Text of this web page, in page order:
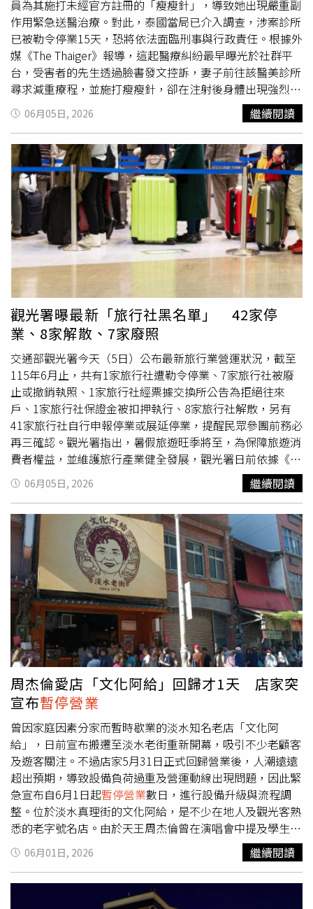
是餐飲業最基本的責任，這次事件讓消費者失望，他深感抱
歉。未來將全面檢討並加強管理措施，希望避免類似情況再
次發生，重新建立消費者信心。
員為其施打未經官方註冊的「瘦瘦針」，導致她出現嚴重副
作用緊急送醫治療。對此，泰國當局已介入調查，涉案診所
已被勒令停業15天，恐將依法面臨刑事與行政責任。根據外
媒《The Thaiger》報導，這起醫療糾紛最早曝光於社群平
台，受害者的先生透過臉書發文控訴，妻子前往該醫美診所
尋求減重療程，並施打瘦瘦針，卻在注射後身體出現強烈不
適。爆料內容指出，診所在進行醫療行為前，不僅沒有安排
合格執業醫師做專業的醫療評估、病情診斷或基本健康篩
檢，甚至是由診所內不具備醫師資格的普通員工直接以針劑
注射。此事在網上發酵後，泰國衛生服務支持廳、食品藥物
管理局（FDA）及中央調查局（CIB）等跨部會單位，接獲
投訴後迅速展開徹查，並於昨（4）日正式勒令涉案診所自4
日起暫停營業15天。經相關單位調查發現，受害者是在5月
29日前往該診所，原先諮詢的是知名減重藥物
「Mounjaro」，但因表達希望選擇副作用較低的方案，診
所員工便極力推薦一款名為「VitaPeptix
NOVOTRIMPLUS+」的產品，並宣稱其副作用極低。受害
者信以為真並在當日接受注射，不料5月30日發生嚴重不適
症狀，5月31日因病情急遽惡化，被緊急送往賽邁區（Sai
Mai）的醫院住院搶救。官方聯合調查小組在現場搜索時，
更揭發涉案診所多項重大違規不法行為。調查證實，該減肥
筆所使用的「VitaPeptix NOVOTRIMPLUS+」藥物，從未向
泰國衛生主管機關辦理查驗登記，屬於不折不扣的非法偽
藥；此外，非醫師人員執行注射醫療行為，已嚴重違反泰國
《醫療機構法》（Hospital Act）中有關醫療品質與安全的
法定標準。執法人員在現場還查獲其他連帶違規事證，發現
涉案診所早已擅自搬離原先登記註冊的合法地址，卻未依規
定向監管機構申報變更。同時，診所提供給顧客的藥袋與藥
品包裝上，皆未依法標示診所名稱、詳細地址以及藥品有效
期限等關鍵資訊，規避監管意圖明顯，對大眾健康構成極大
威脅。目前當局除了對涉案診所勒令停業外，相關司法程序
也同步進行。受害者的先生隨後又在臉書發文，感激政府執
法部門迅速且雷厲風行的查辦，並強調絕對會積極對診所負
責人及涉案人員採取法律行動，依法追究到底並求償，絕不
姑息劣質醫美逼迫消費者承擔生命危險。
06月05日, 2026 繼續閱讀
觀光署曝最新「旅行社黑名單」 42家停
業、8家解散、7家廢照
交通部觀光署今天（5日）公布最新旅行業營運狀況，截至
115年6月止，共有1家旅行社遭勒令停業、7家旅行社被廢
止或撤銷執照、1家旅行社經票據交換所公告為拒絕往來
戶、1家旅行社保證金被扣押執行、8家旅行社解散，另有
41家旅行社自行申報停業或展延停業，提醒民眾參團前務必
再三確認。觀光署指出，暑假旅遊旺季將至，為保障旅遊消
費者權益，並維護旅行產業健全發展，觀光署日前依據《發
展觀光條例》第43條公告115年1月1日至5月31日期間之旅
行業營運狀況。凡依法被廢止執照、經票據交換所公告為拒
絕往來戶，或自行申請停業之旅行業相關名單，均已公開於
觀光署官網消保事項專區供民眾查詢。依法已停業或解散之
旅行社均不得營業，民眾若發現違法營業情形，可檢附事證
向觀光署檢舉。觀光署提醒，參與團體旅遊前，應選擇領有
旅行業執照之合法旅行社，並至觀光署行政資訊網查詢合格
從業人員、領隊及導遊名單；簽約前亦應詳閱旅遊定型化契
約條款及確認團費包含及不包含項目，匯款繳費應確認帳戶
為旅行社所有，及索取代收轉付收據，並視需求加保旅遊平
安保險及旅遊不便險。觀光署表示，針對郵輪旅遊，因涉及
國際郵輪規範，消費者務必請旅行社提供完整的航程變更、
取消及解約退費等資訊，並妥善保存廣告文宣。此外，近年
常有當日固定地點臨時報名的「簡易型一日遊」行程，業者
依法仍須簽訂定型化契約，不得未經旅客同意臨時更換景
點、兜售商品或變相拉車。如遇不可抗力因素取消，業者扣
除代繳之行政規費後應退還餘款，以防範消費糾紛。根據觀
光署「115年旅行業廢止或撤銷、勒令停業、票據所拒絕往
來、保證金經扣押或執行、依法申請停業、依法核准解散名
單」顯示，截至115年6月，共有1家旅行社被勒令停業，
「威順旅行社」因財務業務狀況異常，財務顯有困難，已無
法履行契約責任，依法勒令該公司自115年5月14日起停止
經營旅行業業務3個月。觀光署廢止或撤銷旅行業執照名單
中，共有7家旅行社入列，包括慶祥旅行社、草屯旅行社、
跳跳島在地日常旅行社、彩虹國際旅行社、休遊旅行社、駿
宇旅行社及聖運國際旅行社，主要原因包括未依規定投保履
06月05日, 2026 繼續閱讀
周杰倫愛店「文化阿給」回歸才1天 店家突
宣布暫停營業
曾因家庭因素分家而暫時歇業的淡水知名老店「文化阿
給」，日前宣布搬遷至淡水老街重新開幕，吸引不少老顧客
及遊客關注。不過店家5月31日正式回歸營業後，人潮遠遠
超出預期，導致設備負荷過重及營運動線出現問題，因此緊
急宣布自6月1日起暫停營業數日，進行設備升級與流程調
整。位於淡水真理街的文化阿給，是不少在地人及觀光客熟
悉的老字號名店。由於天王周杰倫曾在演唱會中提及學生時
期經常光顧，店家更推出以阿給、魚丸湯及包子組成的「周
杰倫套餐」，吸引許多粉絲專程前往朝聖。今年1月，文化
承諾未來會另覓地點重新開業，持續為顧客服務。消息曝光
06月01日, 2026 繼續閱讀